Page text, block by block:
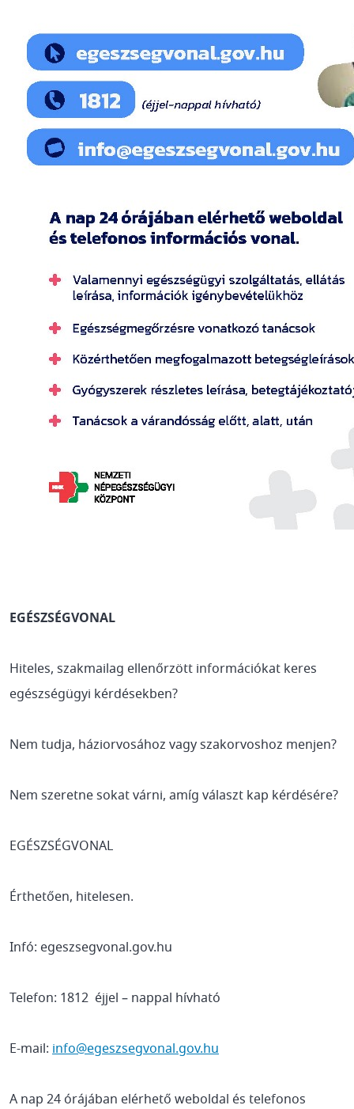
EGÉSZSÉGVONAL
Hiteles, szakmailag ellenőrzött információkat keres
egészségügyi kérdésekben?
Nem tudja, háziorvosához vagy szakorvoshoz menjen?
Nem szeretne sokat várni, amíg választ kap kérdésére?
EGÉSZSÉGVONAL
Érthetően, hitelesen.
Infó: egeszsegvonal.gov.hu
Telefon: 1812 éjjel – nappal hívható
E-mail: info@egeszsegvonal.gov.hu
A nap 24 órájában elérhető weboldal és telefonos